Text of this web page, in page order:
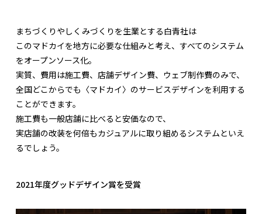
まちづくりやしくみづくりを生業とする白青社は
このマドカイを地方に必要な仕組みと考え、すべてのシステム
をオープンソース化。
実質、費用は施工費、店舗デザイン費、ウェブ制作費のみで、
全国どこからでも〈マドカイ〉のサービスデザインを利用する
ことができます。
施工費も一般店舗に比べると安価なので、
実店舗の改装を何倍もカジュアルに取り組めるシステムといえ
るでしょう。
2021年度グッドデザイン賞を受賞